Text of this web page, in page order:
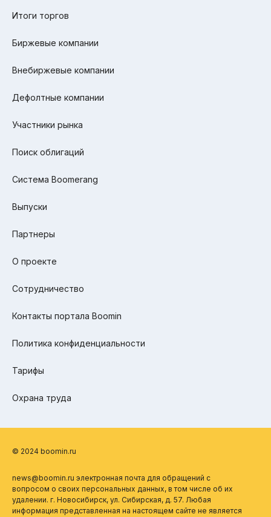
Итоги торгов
Биржевые компании
Внебиржевые компании
Дефолтные компании
Участники рынка
Поиск облигаций
Система Boomerang
Выпуски
Партнеры
О проекте
Сотрудничество
Контакты портала Boomin
Политика конфиденциальности
Тарифы
Охрана труда
© 2024 boomin.ru
news@boomin.ru электронная почта для обращений с
вопросом о своих персональных данных, в том числе об их
удалении. г. Новосибирск, ул. Сибирская, д. 57. Любая
информация представленная на настоящем сайте не является